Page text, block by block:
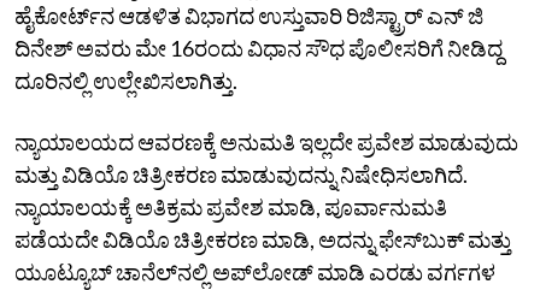
ಹೈಕೋರ್ಟ್‌ನ ಆಡಳಿತ ವಿಭಾಗದ ಉಸ್ತುವಾರಿ ರಿಜಿಸ್ಟ್ರಾರ್‌ ಎನ್‌ ಜಿ
ದಿನೇಶ್‌ ಅವರು ಮೇ 16ರಂದು ವಿಧಾನ ಸೌಧ ಪೊಲೀಸರಿಗೆ ನೀಡಿದ್ದ
ದೂರಿನಲ್ಲಿ ಉಲ್ಲೇಖಿಸಲಾಗಿತ್ತು.
ನ್ಯಾಯಾಲಯದ ಆವರಣಕ್ಕೆ ಅನುಮತಿ ಇಲ್ಲದೇ ಪ್ರವೇಶ ಮಾಡುವುದು
ಮತ್ತು ವಿಡಿಯೊ ಚಿತ್ರೀಕರಣ ಮಾಡುವುದನ್ನು ನಿಷೇಧಿಸಲಾಗಿದೆ.
ನ್ಯಾಯಾಲಯಕ್ಕೆ ಅತಿಕ್ರಮ ಪ್ರವೇಶ ಮಾಡಿ, ಪೂರ್ವಾನುಮತಿ
ಪಡೆಯದೇ ವಿಡಿಯೊ ಚಿತ್ರೀಕರಣ ಮಾಡಿ, ಅದನ್ನು ಫೇಸ್‌ಬುಕ್‌ ಮತ್ತು
ಯೂಟ್ಯೂಬ್‌ ಚಾನೆಲ್‌ನಲ್ಲಿ ಅಪ್‌ಲೋಡ್‌ ಮಾಡಿ ಎರಡು ವರ್ಗಗಳ